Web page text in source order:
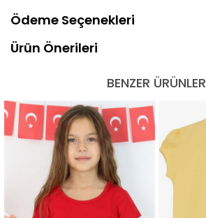
Ödeme Seçenekleri
Ürün Önerileri
BENZER ÜRÜNLER